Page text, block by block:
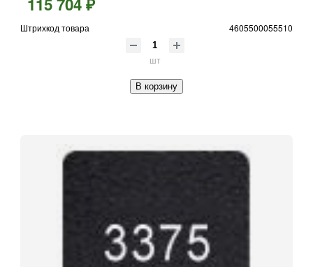
Штрихкод товара 4605500055510
шт
В корзину